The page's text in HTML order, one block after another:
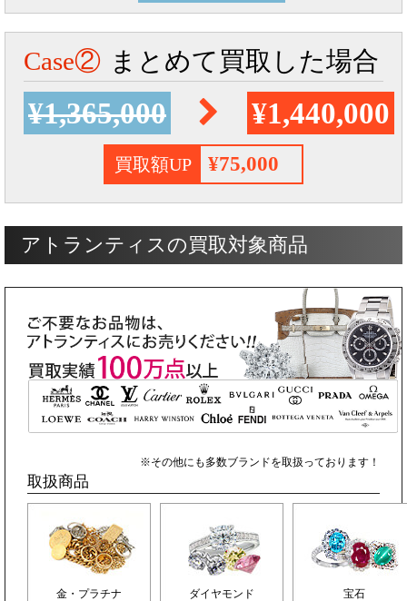
Case② まとめて買取した場合
¥1,365,000 ¥1,440,000
買取額UP ¥75,000
アトランティスの買取対象商品
※その他にも多数ブランドを取扱っております！
取扱商品
金・プラチナ ダイヤモンド 宝石